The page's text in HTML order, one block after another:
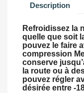
Description
Refroidissez la
quelle que soit
pouvez le faire
compression
conserve
la route ou à
pouvez régler
désirée entre -